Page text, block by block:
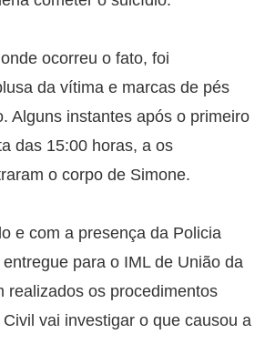
ocorreu o fato, foi
da vítima e marcas de pés
Alguns instantes após o primeiro
das 15:00 horas, a os
o corpo de Simone.
e com a presença da Policia
para o IML de União da
realizados os procedimentos
vai investigar o que causou a